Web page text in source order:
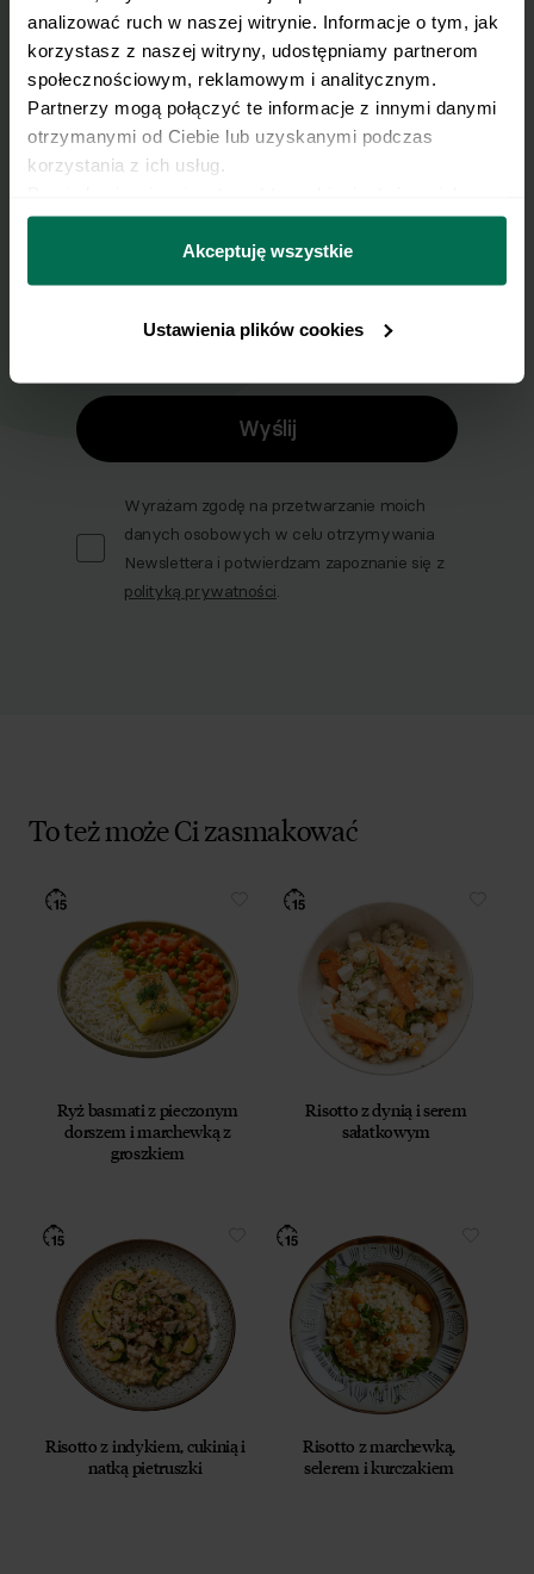
analizować ruch w naszej witrynie. Informacje o tym, jak
korzystasz z naszej witryny, udostępniamy partnerom
społecznościowym, reklamowym i analitycznym.
Partnerzy mogą połączyć te informacje z innymi danymi
otrzymanymi od Ciebie lub uzyskanymi podczas
korzystania z ich usług.
można się z nami skontaktować i w jaki sposób
przetwarzamy dane osobowe w ramach
prywatności.
Akceptuję wszystkie
Ustawienia plików cookies
Wyślij przepis na e-mail
Nasze najlepsze przepisy, prosto na Twoja
skrzynkę e-mail.
Zapisz się do naszego Newslettera
Email
Wyślij
Wyrażam zgodę na przetwarzanie moich
danych osobowych w celu otrzymywania
Newslettera i potwierdzam zapoznanie się z
polityką prywatności.
To też może Ci zasmakować
Ryż basmati z pieczonym
dorszem i marchewką z
groszkiem
Risotto z dynią i serem
sałatkowym
Risotto z indykiem, cukinią i
natką pietruszki
Risotto z marchewką,
selerem i kurczakiem